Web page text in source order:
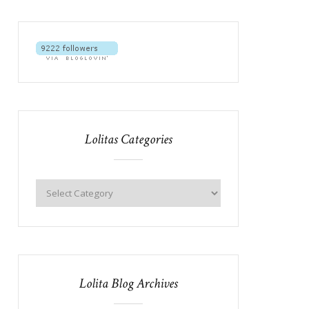
Lolitas Categories
Lolita Blog Archives